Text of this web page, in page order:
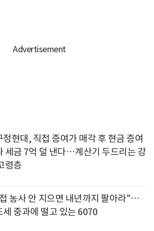
정현대, 직접 증여가 매각 후 현금 증여
세금 7억 덜 낸다…계산기 두드리는 강
령층
농사 안 지으면 내년까지 팔아라"…
세 중과에 떨고 있는 6070